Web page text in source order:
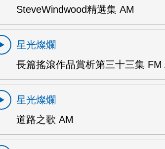
SteveWindwood精選集 AM
星光燦爛
長篇搖滾作品賞析第三十三集 FM
星光燦爛
道路之歌 AM